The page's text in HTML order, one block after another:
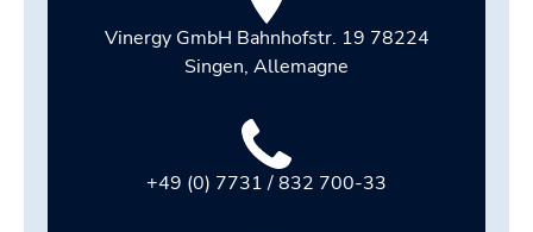
Vinergy GmbH Bahnhofstr. 19 78224
Singen, Allemagne
+49 (0) 7731 / 832 700-33